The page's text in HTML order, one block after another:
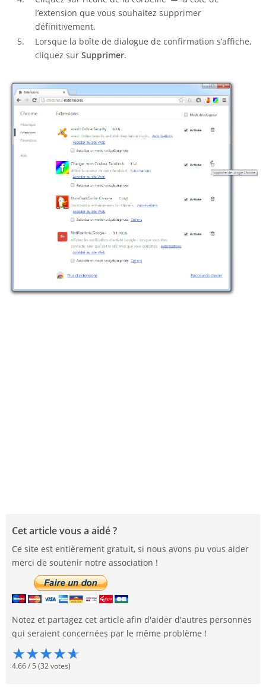
l’extension que vous souhaitez supprimer
définitivement.
Lorsque la boîte de dialogue de confirmation s’affiche,
cliquez sur Supprimer.
Cet article vous a aidé ?
Ce site est entièrement gratuit, si nous avons pu vous aider
merci de soutenir notre association !
Notez et partagez cet article afin d'aider d'autres personnes
qui seraient concernées par le même problème !
★★★★★
4.66/ 5 (32votes)